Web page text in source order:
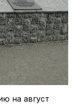
на август